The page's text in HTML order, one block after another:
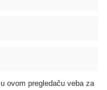
ovom pregledaču veba za